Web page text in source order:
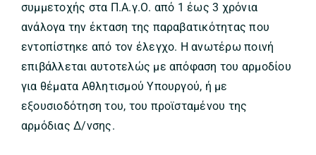
συμμετοχής στα Π.Α.γ.Ο. από 1 έως 3 χρόνια
ανάλογα την έκταση της παραβατικότητας που
εντοπίστηκε από τον έλεγχο. Η ανωτέρω ποινή
επιβάλλεται αυτοτελώς με απόφαση του αρμοδίου
για θέματα Αθλητισμού Υπουργού, ή με
εξουσιοδότηση του, του προϊσταμένου της
αρμόδιας Δ/νσης.